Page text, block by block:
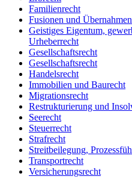
Familienrecht
Fusionen und
Geistiges Eigentum,
Urheberrecht
Gesellschaftsrecht
Gesellschaftsrecht
Handelsrecht
Immobilien und Baurecht
Migrationsrecht
Restrukturierung und
Seerecht
Steuerrecht
Strafrecht
Streitbeilegung,
Transportrecht
Versicherungsrecht